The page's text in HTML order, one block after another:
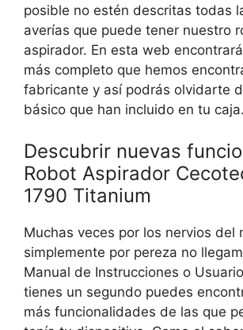
posible no estén descritas todas
averías que puede tener nuestro
aspirador. En esta web
más completo que hemos
fabricante y así podrás olvidarte
básico que han incluido en tu caja.
Descubrir nuevas
Robot Aspirador
1790 Titanium
Muchas veces por los nervios del
simplemente por pereza no
Manual de Instrucciones o
tienes un segundo puedes
más funcionalidades de las que